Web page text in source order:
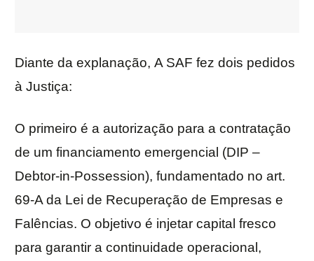
Diante da explanação, A SAF fez dois pedidos
à Justiça:
O primeiro é a autorização para a contratação
de um financiamento emergencial (DIP –
Debtor-in-Possession), fundamentado no art.
69-A da Lei de Recuperação de Empresas e
Falências. O objetivo é injetar capital fresco
para garantir a continuidade operacional,